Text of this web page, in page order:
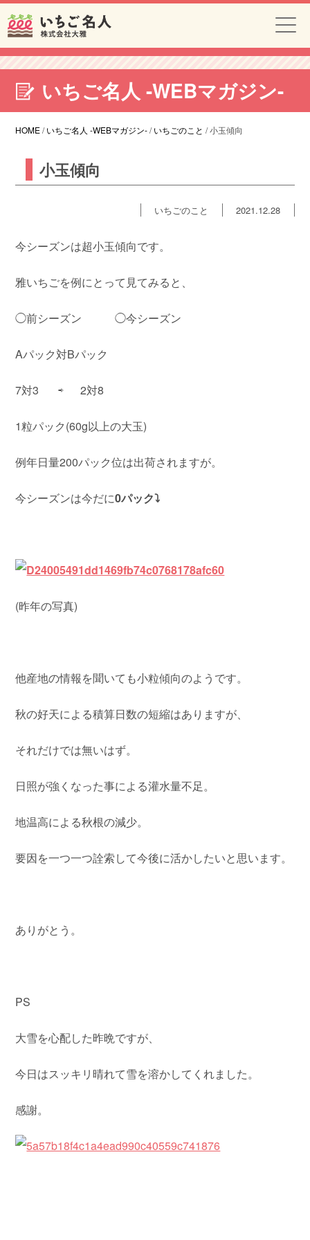
いちご名人 -WEBマガジン-
HOME/いちご名人 -WEBマガジン-/いちごのこと /小玉傾向
小玉傾向
いちごのこと 2021.12.28
今シーズンは超小玉傾向です。
雅いちごを例にとって見てみると、
◯前シーズン ◯今シーズン
Aパック対Bパック
7対3 ⇨ 2対8
1粒パック(60g以上の大玉)
例年日量200パック位は出荷されますが。
今シーズンは今だに0パック⤵️
(昨年の写真)
他産地の情報を聞いても小粒傾向のようです。
秋の好天による積算日数の短縮はありますが、
それだけでは無いはず。
日照が強くなった事による灌水量不足。
地温高による秋根の減少。
要因を一つ一つ詮索して今後に活かしたいと思います。
ありがとう。
PS
大雪を心配した昨晩ですが、
今日はスッキリ晴れて雪を溶かしてくれました。
感謝。